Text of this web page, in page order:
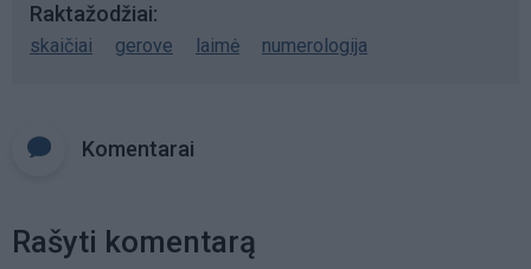
Raktažodžiai
skaičiai gerove laimė numerologija
Komentarai
Rašyti komentarą